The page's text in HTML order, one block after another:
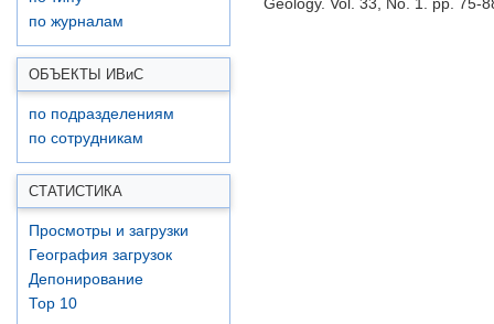
по журналам
ОБЪЕКТЫ ИВиС
по подразделениям
по сотрудникам
СТАТИСТИКА
Просмотры и загрузки
География загрузок
Депонирование
Top 10